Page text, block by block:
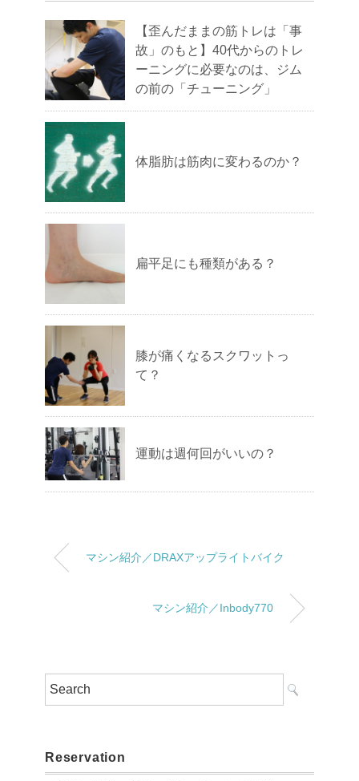
【歪んだままの筋トレは「事
故」のもと】40代からのトレ
ーニングに必要なのは、ジム
の前の「チューニング」
体脂肪は筋肉に変わるのか？
扁平足にも種類がある？
膝が痛くなるスクワットっ
て？
運動は週何回がいいの？
マシン紹介／DRAXアップライトバイク
マシン紹介／Inbody770
Reservation